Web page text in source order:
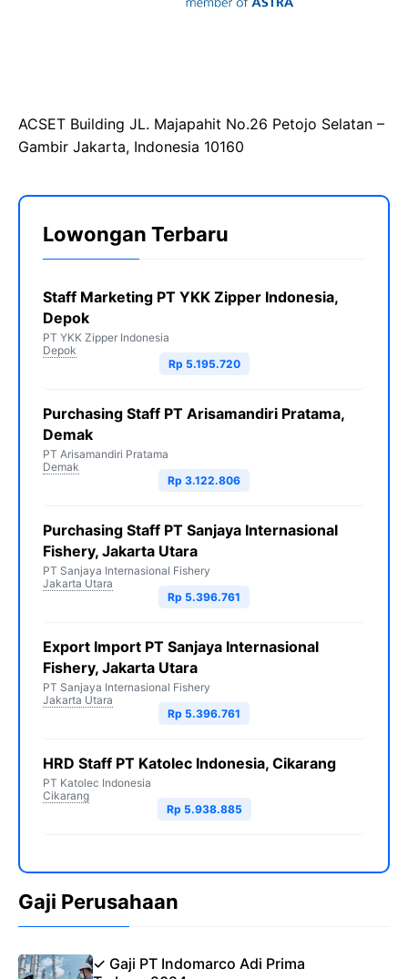
ACSET Building JL. Majapahit No.26 Petojo Selatan –
Gambir Jakarta, Indonesia 10160
Lowongan Terbaru
Staff Marketing PT YKK Zipper Indonesia,
Depok
PT YKK Zipper Indonesia
Depok
Rp 5.195.720
Purchasing Staff PT Arisamandiri Pratama,
Demak
PT Arisamandiri Pratama
Demak
Rp 3.122.806
Purchasing Staff PT Sanjaya Internasional
Fishery, Jakarta Utara
PT Sanjaya Internasional Fishery
Jakarta Utara
Rp 5.396.761
Export Import PT Sanjaya Internasional
Fishery, Jakarta Utara
PT Sanjaya Internasional Fishery
Jakarta Utara
Rp 5.396.761
HRD Staff PT Katolec Indonesia, Cikarang
PT Katolec Indonesia
Cikarang
Rp 5.938.885
Gaji Perusahaan
✓ Gaji PT Indomarco Adi Prima